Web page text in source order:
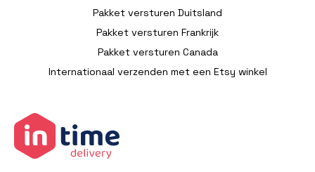
Pakket versturen Duitsland
Pakket versturen Frankrijk
Pakket versturen Canada
Internationaal verzenden met een Etsy winkel